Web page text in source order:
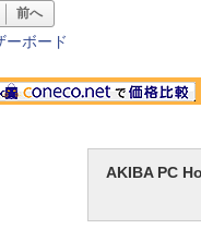
前へ
ーボード
AKIBA PC